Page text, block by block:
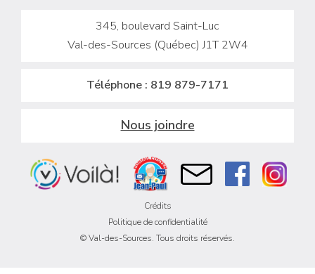
345, boulevard Saint-Luc
Val-des-Sources (Québec) J1T 2W4
Téléphone : 819 879-7171
Nous joindre
Crédits
Politique de confidentialité
© Val-des-Sources. Tous droits réservés.